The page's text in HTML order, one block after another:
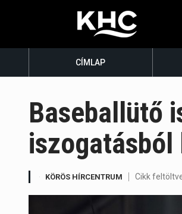
CÍMLAP
Baseballütő
KÖRÖS HÍRCENTRUM Cikk